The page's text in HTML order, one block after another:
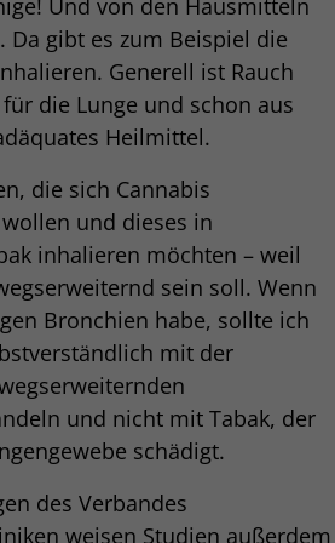
Da gibt es zum Beispiel die
Generell ist Rauch
die Lunge und schon aus
Heilmittel.
die sich Cannabis
und dieses in
inhalieren möchten – weil
sein soll. Wenn
Bronchien habe, sollte ich
mit der
und nicht mit Tabak, der
schädigt.
des Verbandes
weisen Studien außerdem